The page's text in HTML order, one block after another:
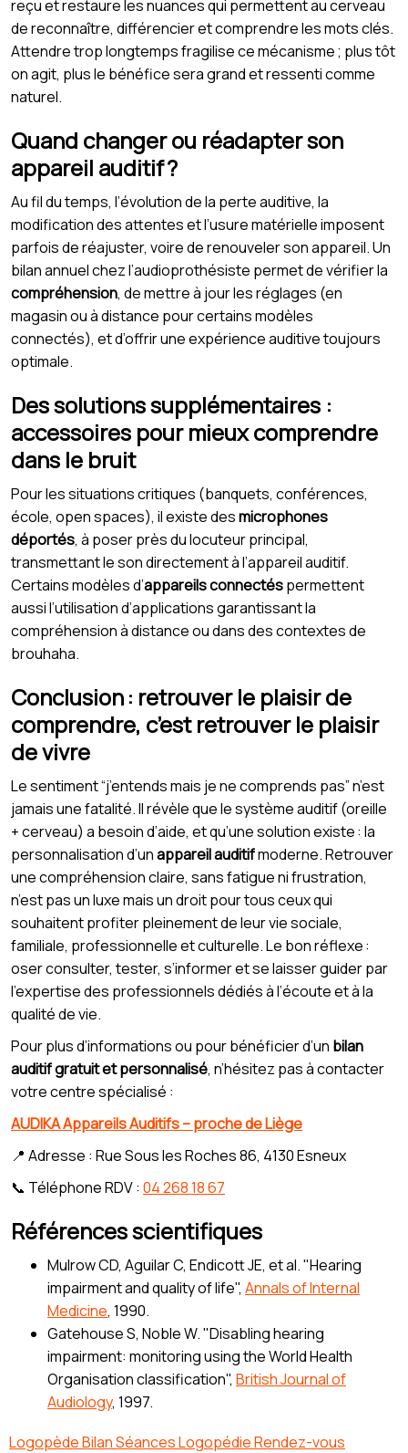
reçu et restaure les nuances qui permettent au cerveau
de reconnaître, différencier et comprendre les mots clés.
Attendre trop longtemps fragilise ce mécanisme ; plus tôt
on agit, plus le bénéfice sera grand et ressenti comme
naturel.
Quand changer ou réadapter son
appareil auditif ?
Au fil du temps, l’évolution de la perte auditive, la
modification des attentes et l’usure matérielle imposent
parfois de réajuster, voire de renouveler son appareil. Un
bilan annuel chez l’audioprothésiste permet de vérifier la
compréhension, de mettre à jour les réglages (en
magasin ou à distance pour certains modèles
connectés), et d’offrir une expérience auditive toujours
optimale.
Des solutions supplémentaires :
accessoires pour mieux comprendre
dans le bruit
Pour les situations critiques (banquets, conférences,
école, open spaces), il existe desmicrophones
déportés, à poser près du locuteur principal,
transmettant le son directement à l’appareil auditif.
Certains modèles d’appareils connectéspermettent
aussi l’utilisation d’applications garantissant la
compréhension à distance ou dans des contextes de
brouhaha.
Conclusion : retrouver le plaisir de
comprendre, c’est retrouver le plaisir
de vivre
Le sentiment “j’entends mais je ne comprends pas” n’est
jamais une fatalité. Il révèle que le système auditif (oreille
+ cerveau) a besoin d’aide, et qu’une solution existe : la
personnalisation d’unappareil auditifmoderne. Retrouver
une compréhension claire, sans fatigue ni frustration,
n’est pas un luxe mais un droit pour tous ceux qui
souhaitent profiter pleinement de leur vie sociale,
familiale, professionnelle et culturelle. Le bon réflexe :
oser consulter, tester, s’informer et se laisser guider par
l’expertise des professionnels dédiés à l’écoute et à la
qualité de vie.
Pour plus d’informations ou pour bénéficier d’un bilan
auditif gratuit et personnalisé, n’hésitez pas à contacter
votre centre spécialisé :
AUDIKA Appareils Auditifs – proche de Liège
📍 Adresse : Rue Sous les Roches 86, 4130 Esneux
📞 Téléphone RDV : 04 268 18 67
Références scientifiques
Mulrow CD, Aguilar C, Endicott JE, et al. "Hearing
impairment and quality of life", Annals of Internal
Medicine, 1990.
Gatehouse S, Noble W. "Disabling hearing
impairment: monitoring using the World Health
Organisation classification", British Journal of
Audiology, 1997.
Logopède Bilan Séances Logopédie Rendez-vous